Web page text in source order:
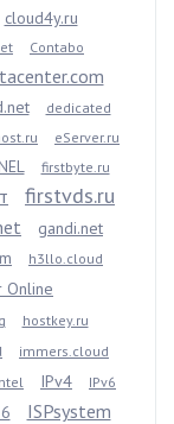
cloud4y.ru
Contabo
dedicated
eServer.ru
firstbyte.ru
firstvds.ru
gandi.net
h3llo.cloud
Online
hostkey.ru
immers.cloud
IPv4 IPv6
ISPsystem